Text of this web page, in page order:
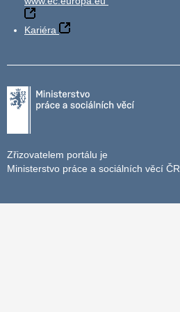
Kariéra
Zřizovatelem portálu je
Ministerstvo práce a sociálních věcí ČR